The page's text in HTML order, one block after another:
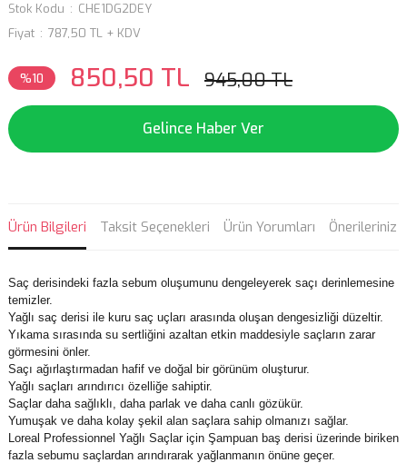
Stok Kodu
CHE1DG2DEY
Fiyat
787,50 TL + KDV
%10 850,50 TL 945,00 TL
Gelince Haber Ver
Ürün Bilgileri Taksit Seçenekleri Ürün Yorumları Önerileriniz
Saç derisindeki fazla sebum oluşumunu dengeleyerek saçı derinlemesine
temizler.
Yağlı saç derisi ile kuru saç uçları arasında oluşan dengesizliği düzeltir.
Yıkama sırasında su sertliğini azaltan etkin maddesiyle saçların zarar
görmesini önler.
Saçı ağırlaştırmadan hafif ve doğal bir görünüm oluşturur.
Yağlı saçları arındırıcı özelliğe sahiptir.
Saçlar daha sağlıklı, daha parlak ve daha canlı gözükür.
Yumuşak ve daha kolay şekil alan saçlara sahip olmanızı sağlar.
Loreal Professionnel Yağlı Saçlar için Şampuan baş derisi üzerinde biriken
fazla sebumu saçlardan arındırarak yağlanmanın önüne geçer.